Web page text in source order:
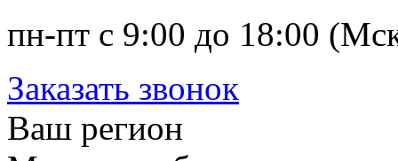
пн-пт с 9:00 до 18:00
Заказать звонок
Ваш регион